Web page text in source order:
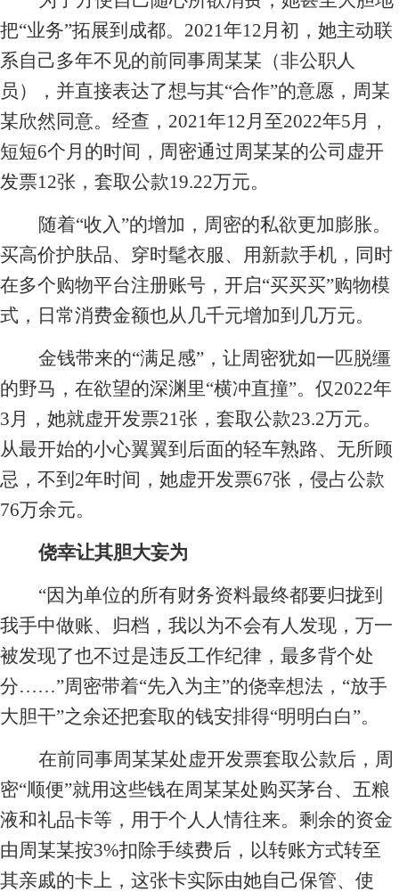
把“业务”拓展到成都。2021年12月初，她主动联
系自己多年不见的前同事周某某（非公职人
员），并直接表达了想与其“合作”的意愿，周某
某欣然同意。经查，2021年12月至2022年5月，
短短6个月的时间，周密通过周某某的公司虚开
发票12张，套取公款19.22万元。
随着“收入”的增加，周密的私欲更加膨胀。
买高价护肤品、穿时髦衣服、用新款手机，同时
在多个购物平台注册账号，开启“买买买”购物模
式，日常消费金额也从几千元增加到几万元。
金钱带来的“满足感”，让周密犹如一匹脱缰
的野马，在欲望的深渊里“横冲直撞”。仅2022年
3月，她就虚开发票21张，套取公款23.2万元。
从最开始的小心翼翼到后面的轻车熟路、无所顾
忌，不到2年时间，她虚开发票67张，侵占公款
76万余元。
侥幸让其胆大妄为
“因为单位的所有财务资料最终都要归拢到
我手中做账、归档，我以为不会有人发现，万一
被发现了也不过是违反工作纪律，最多背个处
分……”周密带着“先入为主”的侥幸想法，“放手
大胆干”之余还把套取的钱安排得“明明白白”。
在前同事周某某处虚开发票套取公款后，周
密“顺便”就用这些钱在周某某处购买茅台、五粮
液和礼品卡等，用于个人人情往来。剩余的资金
由周某某按3%扣除手续费后，以转账方式转至
其亲戚的卡上，这张卡实际由她自己保管、使